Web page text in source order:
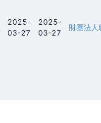
2025-
03-27
2025-
03-27
財團法人